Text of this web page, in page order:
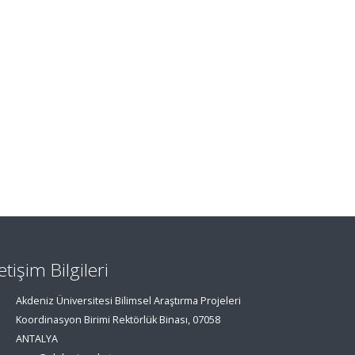
Bilgileri
Akdeniz Üniversitesi Bilimsel Araştırma Projeleri
Koordinasyon Birimi Rektörlük Binası, 07058
ANTALYA